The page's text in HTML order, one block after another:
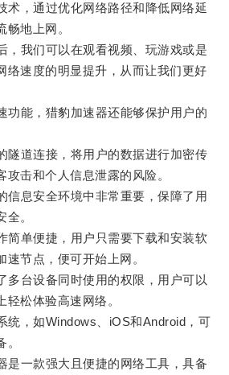
，通过优化网络路径和降低网络延
畅地上网。
我们可以在观看视频、玩游戏或是
络速度的明显提升，从而让我们更好
能，猎豹加速器还能够保护用户的
道连接，将用户的数据进行加密传
攻击和个人信息泄露的风险。
息安全环境中非常重要，保障了用
全。
单便捷，用户只需要下载和安装软
节点，便可开始上网。
台设备同时使用的权限，用户可以
松体验高速网络。
，如Windows、iOS和Android，可
一款强大且便捷的网络工具，具备